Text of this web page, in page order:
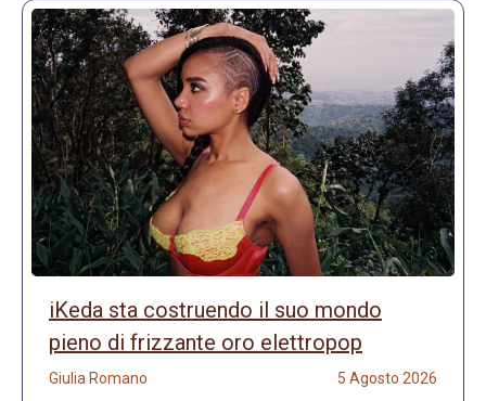
iKeda sta costruendo il suo mondo
pieno di frizzante oro elettropop
Giulia Romano 5 Agosto 2026